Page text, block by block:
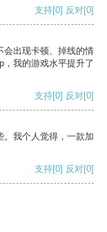
支持[0] 反对[0]
会出现卡顿、掉线的情
我的游戏水平提升了
支持[0] 反对[0]
。我个人觉得，一款加
支持[0] 反对[0]